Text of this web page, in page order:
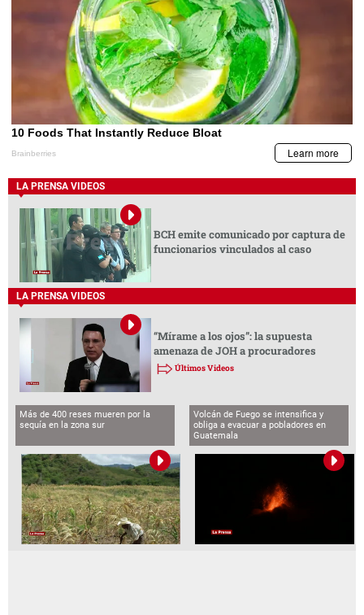
LA PRENSA VIDEOS
BCH emite comunicado por captura de
funcionarios vinculados al caso
LA PRENSA VIDEOS
“Mírame a los ojos”: la supuesta
amenaza de JOH a procuradores
Últimos Videos
Más de 400 reses mueren por la
sequía en la zona sur
Volcán de Fuego se intensifica y
obliga a evacuar a pobladores en
Guatemala